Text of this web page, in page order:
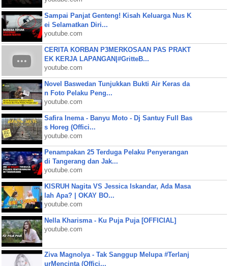
Sampai Panjat Genteng! Kisah Keluarga Nus K
ei Selamatkan Diri...
youtube.com
CERITA KORBAN P3MERKOSAAN PAS PRAKT
EK KERJA LAPANGAN|#GritteB...
youtube.com
Novel Baswedan Tunjukkan Bukti Air Keras da
n Foto Pelaku Peng...
youtube.com
Safira Inema - Banyu Moto - Dj Santuy Full Bas
s Horeg (Offici...
youtube.com
Penampakan 25 Terduga Pelaku Penyerangan
di Tangerang dan Jak...
youtube.com
KISRUH Nagita VS Jessica Iskandar, Ada Masa
lah Apa? | OKAY BO...
youtube.com
Nella Kharisma - Ku Puja Puja [OFFICIAL]
youtube.com
Ziva Magnolya - Tak Sanggup Melupa #Terlanj
urMencinta (Offici...